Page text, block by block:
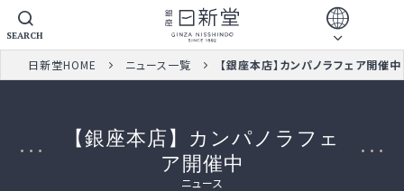
SEARCH
日新堂HOME ニュース一覧 【銀座本店】カンパノラフェア開催中
【銀座本店】カンパノラフェ
ア開催中
ニュース